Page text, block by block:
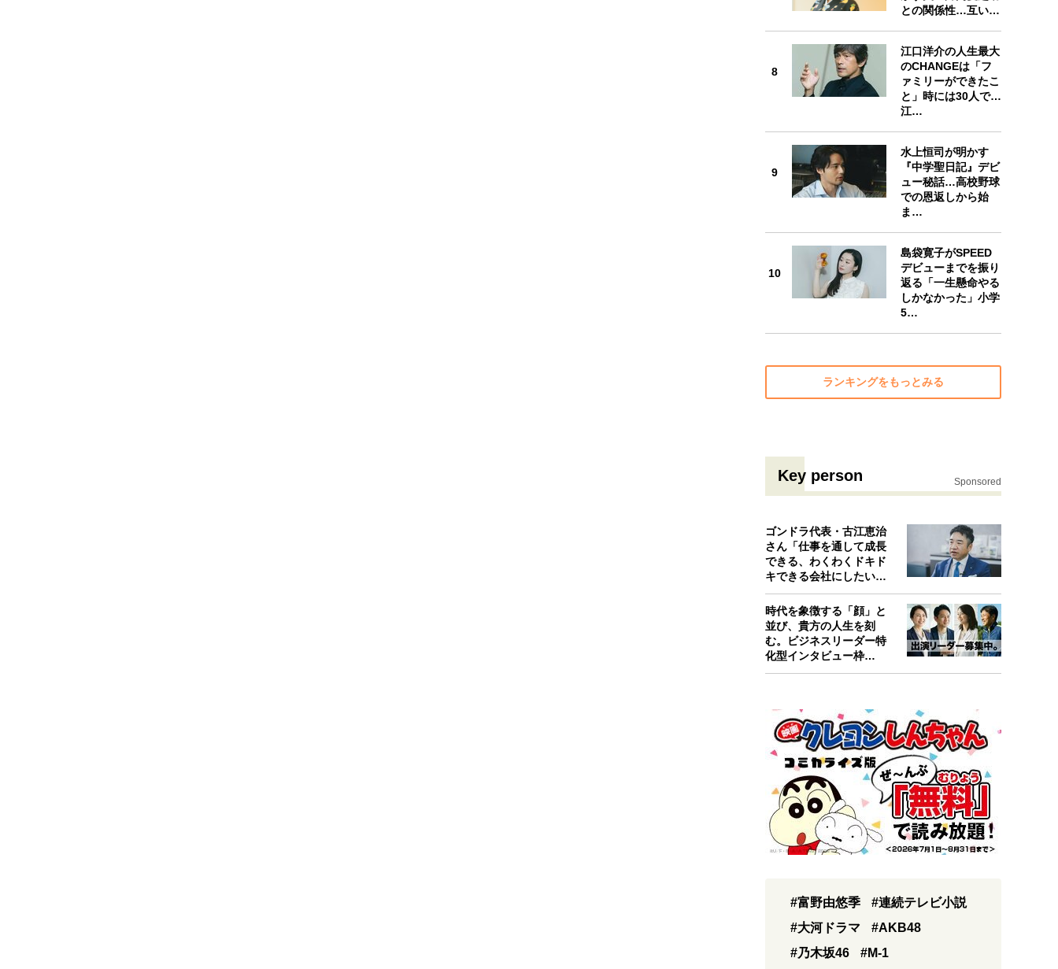
との関係性…互い…
8
江口洋介の人生最大
のCHANGEは「フ
ァミリーができたこ
と」時には30人で…
江…
9
水上恒司が明かす
『中学聖日記』デビ
ュー秘話…高校野球
での恩返しから始
ま…
10
島袋寛子がSPEED
デビューまでを振り
返る「一生懸命やる
しかなかった」小学
5…
ランキングをもっとみる
Key person Sponsored
ゴンドラ代表・古江恵治
さん「仕事を通して成長
できる、わくわくドキド
キできる会社にしたいと
考えたんで…
時代を象徴する「顔」と
並び、貴方の人生を刻
む。ビジネスリーダー特
化型インタビュー枠
『Key person』始…
#富野由悠季
#連続テレビ小説
#大河ドラマ
#AKB48
#乃木坂46
#M-1